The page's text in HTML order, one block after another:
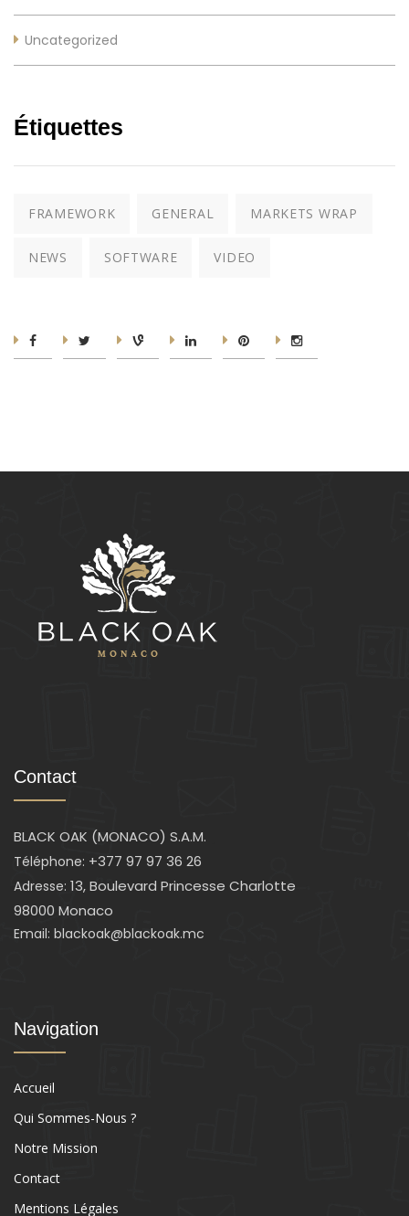
Uncategorized
Étiquettes
FRAMEWORK GENERAL MARKETS WRAP
NEWS SOFTWARE VIDEO
Contact
BLACK OAK (MONACO) S.A.M.
Téléphone: +377 97 97 36 26
Adresse: 13, Boulevard Princesse Charlotte
98000 Monaco
Email: blackoak@blackoak.mc
Navigation
Accueil
Qui Sommes-Nous ?
Notre Mission
Contact
Mentions Légales